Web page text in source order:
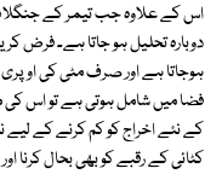
اس کے علاوہ جب تیمر کے جنگلات
دوبارہ تحلیل ہو جاتا ہے۔ فرض
ہوجاتا ہے اور صرف مٹی کی اوپری
کے نئے اخراج کو کم کرنے کے
کٹائی کے رقبے کو بھی بحال کرنا